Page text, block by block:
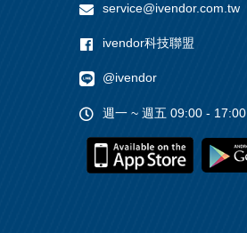
service@ivendor.com.tw
ivendor科技聯盟
@ivendor
週一 ~ 週五 09:00 - 17:00